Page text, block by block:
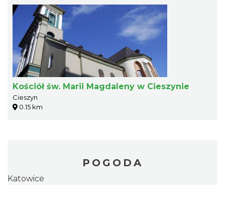
Kościół św. Marii Magdaleny w Cieszynie
Cieszyn
0.15 km
POGODA
Katowice